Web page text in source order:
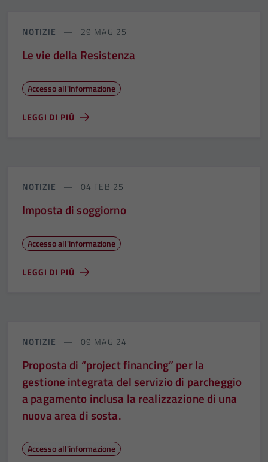
NOTIZIE 29 MAG 25
Le vie della Resistenza
Accesso all'informazione
LEGGI DI PIÙ
NOTIZIE 04 FEB 25
Imposta di soggiorno
Accesso all'informazione
LEGGI DI PIÙ
NOTIZIE 09 MAG 24
Proposta di “project financing” per la
gestione integrata del servizio di parcheggio
a pagamento inclusa la realizzazione di una
nuova area di sosta.
Accesso all'informazione